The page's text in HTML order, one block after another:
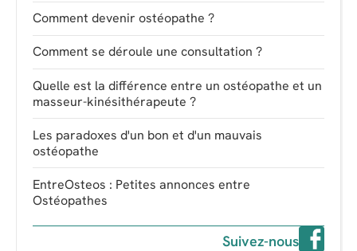
Comment devenir ostéopathe ?
Comment se déroule une consultation ?
Quelle est la différence entre un ostéopathe et un
masseur-kinésithérapeute ?
Les paradoxes d'un bon et d'un mauvais
ostéopathe
EntreOsteos : Petites annonces entre
Ostéopathes
Suivez-nous